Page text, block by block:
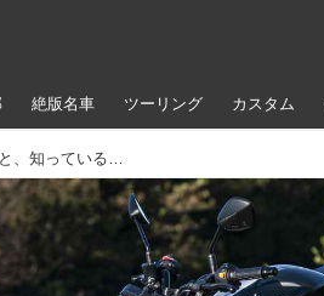
絶版名車 ツーリング カスタム
【クイズ】スズキ『ジクサー』シリーズのこと、知っているようで知らないかもよ？【スズキ アルティメットクイズ⑨ 難易度☆ ／ 250ccバイク編】